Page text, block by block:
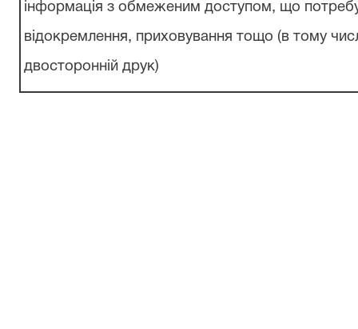
інформація з обмеженим доступом, що
відокремлення, приховування тощо (в тому
двосторонній друк)